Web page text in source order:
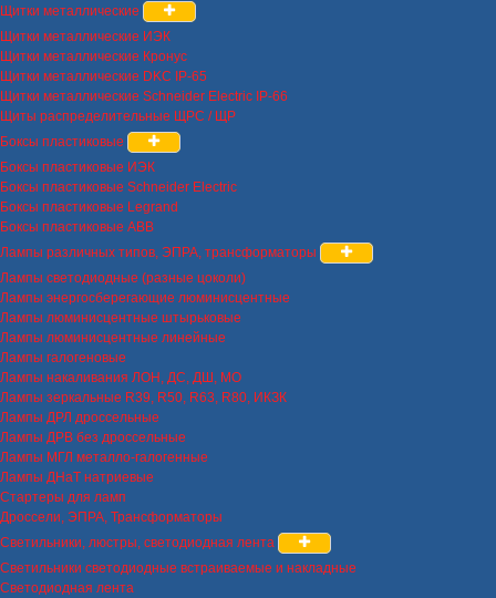
Щитки металлические
Щитки металлические ИЭК
Щитки металлические Кронус
Щитки металлические DKC IP-65
Щитки металлические Schneider Electric IP-66
Щиты распределительные ЩРС / ЩР
Боксы пластиковые
Боксы пластиковые ИЭК
Боксы пластиковые Schneider Electric
Боксы пластиковые Legrand
Боксы пластиковые ABB
Лампы различных типов, ЭПРА, трансформаторы
Лампы светодиодные (разные цоколи)
Лампы энергосберегающие люминисцентные
Лампы люминисцентные штырьковые
Лампы люминисцентные линейные
Лампы галогеновые
Лампы накаливания ЛОН, ДС, ДШ, МО
Лампы зеркальные R39, R50, R63, R80, ИКЗК
Лампы ДРЛ дроссельные
Лампы ДРВ без дроссельные
Лампы МГЛ металло-галогенные
Лампы ДНаТ натриевые
Стартеры для ламп
Дроссели, ЭПРА, Трансформаторы
Светильники, люстры, светодиодная лента
Светильники светодиодные встраиваемые и накладные
Светодиодная лента